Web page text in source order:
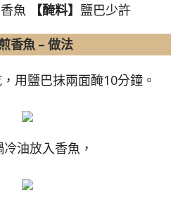
魚 【醃料】 鹽巴少許
香魚 – 做法
用鹽巴抹兩面醃10分鐘。
冷油放入香魚，